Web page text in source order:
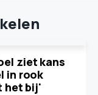
ziet kans
in rook
het bij'